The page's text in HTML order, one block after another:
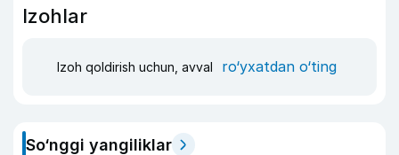
Izohlar
Izoh qoldirish uchun, avval ro‘yxatdan o‘ting
So‘nggi yangiliklar